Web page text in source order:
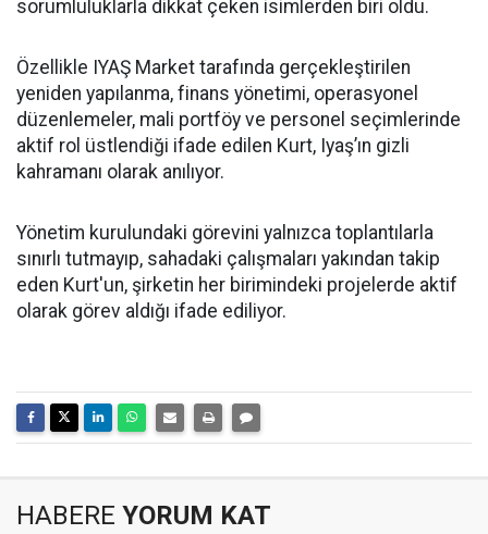
sorumluluklarla dikkat çeken isimlerden biri oldu.
Özellikle IYAŞ Market tarafında gerçekleştirilen
yeniden yapılanma, finans yönetimi, operasyonel
düzenlemeler, mali portföy ve personel seçimlerinde
aktif rol üstlendiği ifade edilen Kurt, Iyaş’ın gizli
kahramanı olarak anılıyor.
Yönetim kurulundaki görevini yalnızca toplantılarla
sınırlı tutmayıp, sahadaki çalışmaları yakından takip
eden Kurt'un, şirketin her birimindeki projelerde aktif
olarak görev aldığı ifade ediliyor.
HABERE YORUM KAT